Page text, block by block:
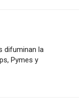
difuminan la
Pymes y